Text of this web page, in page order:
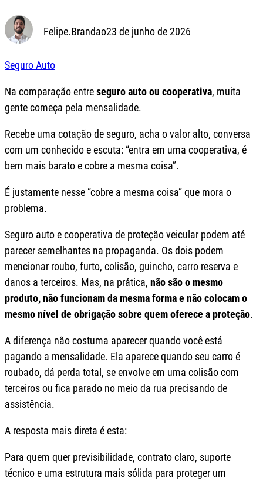
Felipe.Brandao23 de junho de 2026
Seguro Auto
Na comparação entreseguro auto ou cooperativa, muita
gente começa pela mensalidade.
Recebe uma cotação de seguro, acha o valor alto, conversa
com um conhecido e escuta: “entra em uma cooperativa, é
bem mais barato e cobre a mesma coisa”.
É justamente nesse “cobre a mesma coisa” que mora o
problema.
Seguro auto e cooperativa de proteção veicular podem até
parecer semelhantes na propaganda. Os dois podem
mencionar roubo, furto, colisão, guincho, carro reserva e
danos a terceiros. Mas, na prática, não são o mesmo
produto, não funcionam da mesma forma e não colocam o
mesmo nível de obrigação sobre quem oferece a proteção.
A diferença não costuma aparecer quando você está
pagando a mensalidade. Ela aparece quando seu carro é
roubado, dá perda total, se envolve em uma colisão com
terceiros ou fica parado no meio da rua precisando de
assistência.
A resposta mais direta é esta:
Para quem quer previsibilidade, contrato claro, suporte
técnico e uma estrutura mais sólida para proteger um